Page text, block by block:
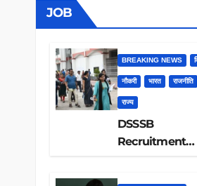
JOB
BREAKING NEWS
नौकरी भारत राजनीति
राज्य
DSSSB
Recruitment